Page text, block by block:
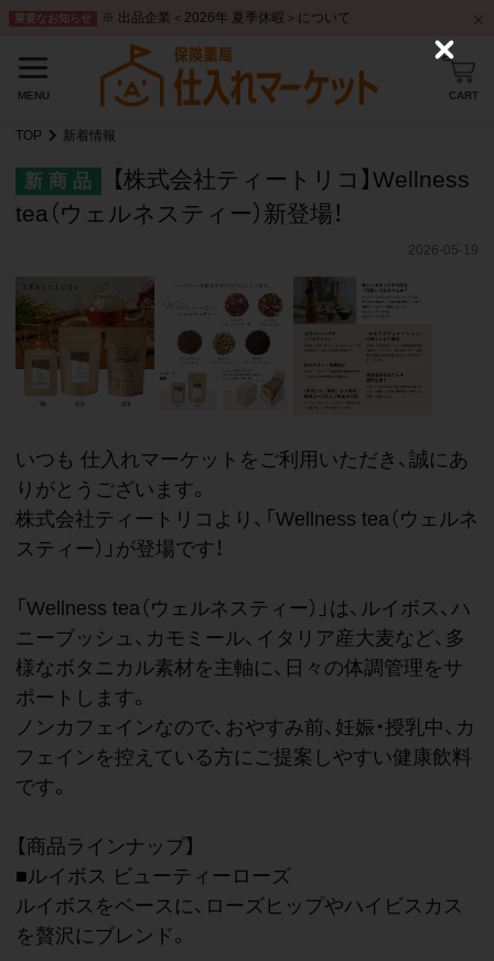
重要なお知らせ ※ 出品企業＜2026年 夏季休暇＞について
MENU CART
TOP 新着情報
新 商 品
【株式会社ティートリコ】Wellness
tea（ウェルネスティー）新登場！
2026-05-19
いつも 仕入れマーケットをご利用いただき、誠にあ
りがとうございます。
株式会社ティートリコより、「Wellness tea（ウェルネ
スティー）」が登場です！
「Wellness tea（ウェルネスティー）」は、ルイボス、ハ
ニーブッシュ、カモミール、イタリア産大麦など、多
様なボタニカル素材を主軸に、日々の体調管理をサ
ポートします。
ノンカフェインなので、おやすみ前、妊娠・授乳中、カ
フェインを控えている方にご提案しやすい健康飲料
です。
【商品ラインナップ】
■ルイボス ビューティーローズ
ルイボスをベースに、ローズヒップやハイビスカス
を贅沢にブレンド。
C
o